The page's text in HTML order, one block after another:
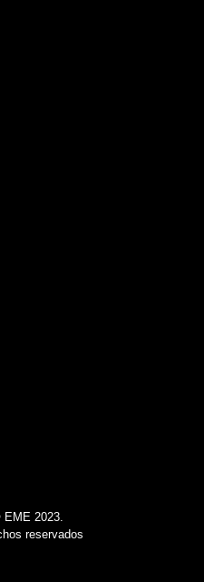
2023.
reservados